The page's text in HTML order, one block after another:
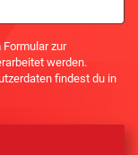
zur
werden.
findest du in